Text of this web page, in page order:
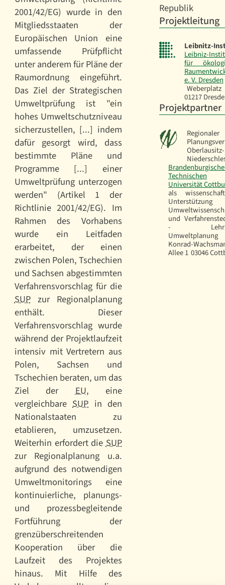
2001/42/EG) wurde in den
Mitgliedsstaaten der
Europäischen Union eine
umfassende Prüfpflicht
unter anderem für Pläne der
Raumordnung eingeführt.
Das Ziel der Strategischen
Umweltprüfung ist "ein
hohes Umweltschutzniveau
sicherzustellen, [...] indem
dafür gesorgt wird, dass
bestimmte Pläne und
Programme [...] einer
Umweltprüfung unterzogen
werden" (Artikel 1 der
Richtlinie 2001/42/EG). Im
Rahmen des Vorhabens
wurde ein Leitfaden
erarbeitet, der einen
zwischen Polen, Tschechien
und Sachsen abgestimmten
Verfahrensvorschlag für die
SUPzur Regionalplanung
enthält. Dieser
Verfahrensvorschlag wurde
während der Projektlaufzeit
intensiv mit Vertretern aus
Polen, Sachsen und
Tschechien beraten, um das
Ziel derEU, eine
vergleichbareSUP in den
Nationalstaaten zu
etablieren, umzusetzen.
Weiterhin erfordert dieSUP
zur Regionalplanung u.a.
aufgrund des notwendigen
Umweltmonitorings eine
kontinuierliche, planungs-
und prozessbegleitende
Fortführung der
grenzüberschreitenden
Kooperation über die
Laufzeit des Projektes
hinaus. Mit Hilfe des
Republik
Projektleitung
Leibnitz-
Leibniz-
für
e. V. Dresden
01217
Projektpartner
Regionaler
Oberlausitz-
Technischen
Universität
als
Unterstützung
und
-
Umweltplanung
Konrad-
Allee 1 03046